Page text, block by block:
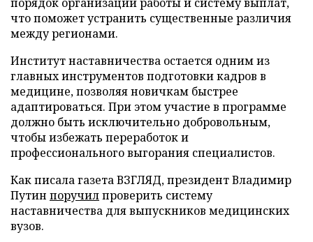
что поможет устранить существенные различия
между регионами.
Институт наставничества остается одним из
главных инструментов подготовки кадров в
медицине, позволяя новичкам быстрее
адаптироваться. При этом участие в программе
должно быть исключительно добровольным,
чтобы избежать переработок и
профессионального выгорания специалистов.
Как писала газета ВЗГЛЯД, президент Владимир
Путин поручилпроверить систему
наставничества для выпускников медицинских
вузов.